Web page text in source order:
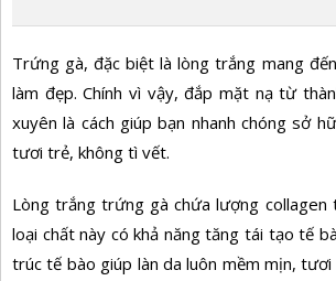
Trứng gà, đặc biệt là lòng trắng mang
làm đẹp. Chính vì vậy, đắp mặt nạ từ
xuyên là cách giúp bạn nhanh chóng sở
tươi trẻ, không tì vết.
Lòng trắng trứng gà chứa lượng collagen
loại chất này có khả năng tăng tái tạo tế
trúc tế bào giúp làn da luôn mềm mịn,